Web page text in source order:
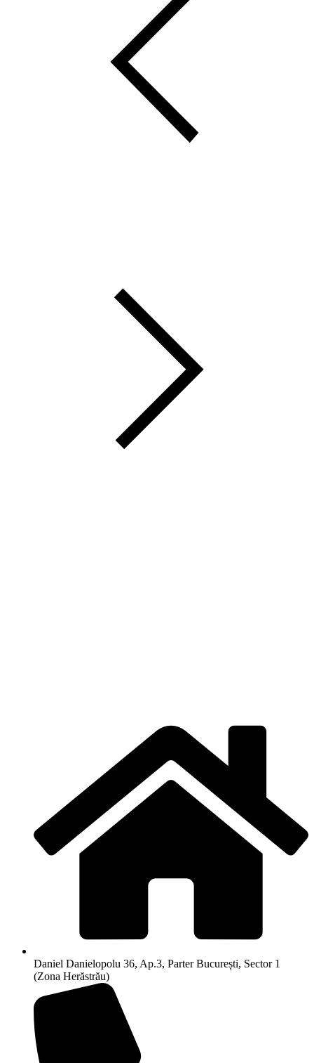
Daniel Danielopolu 36, Ap.3, Parter București, Sector 1
(Zona Herăstrău)